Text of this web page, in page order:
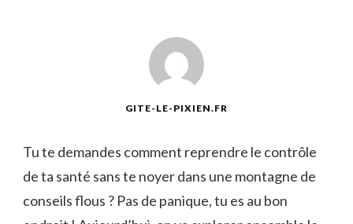
GITE-LE-PIXIEN.FR
Tu te demandes comment reprendre le contrôle
de ta santé sans te noyer dans une montagne de
conseils flous ? Pas de panique, tu es au bon